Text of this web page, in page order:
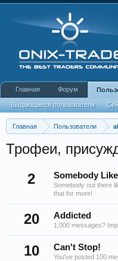
Главная Пользователи
Трофеи,
2
Somebody
Somebody out there
that for more!
20 Addicted
1,000 messages?
10 Can't Stop!
You've posted 100
Главная Форум
Выдающиеся пользователи
Недавняя активность Новые